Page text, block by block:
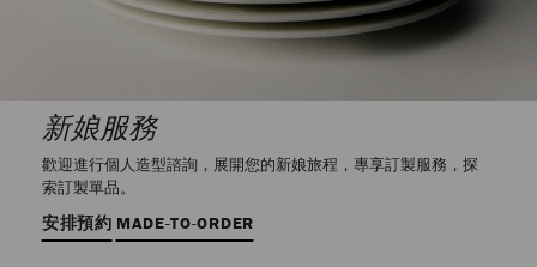
新娘服務
歡迎進行個人造型諮詢，展開您的新娘旅程，專享訂製服務，探
索訂製單品。
安排預約 MADE-TO-ORDER